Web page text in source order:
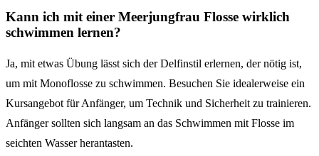
Kann ich mit einer Meerjungfrau Flosse wirklich
schwimmen lernen?
Ja, mit etwas Übung lässt sich der Delfinstil erlernen, der nötig ist,
um mit Monoflosse zu schwimmen. Besuchen Sie idealerweise ein
Kursangebot für Anfänger, um Technik und Sicherheit zu trainieren.
Anfänger sollten sich langsam an das Schwimmen mit Flosse im
seichten Wasser herantasten.